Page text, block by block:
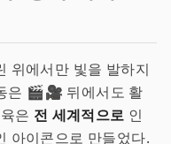
위에서만 빛을 발하지
은 🎬🎥 뒤에서도 활
은 전 세계적으로 인
아이콘으로 만들었다.